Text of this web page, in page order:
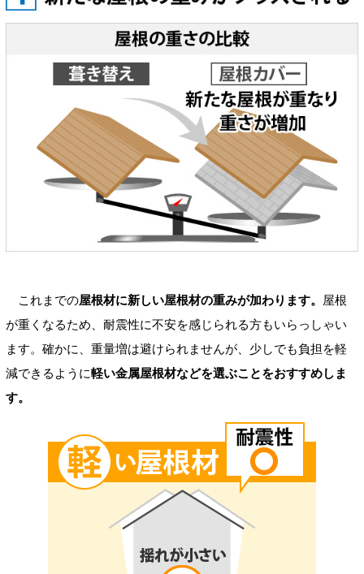
これまでの屋根材に新しい屋根材の重みが加わります。
屋根
が重くなるため、耐震性に不安を感じられる方もいらっしゃい
ます。確かに、重量増は避けられませんが、少しでも負担を軽
減できるように軽い金属屋根材などを選ぶことをおすすめしま
す。